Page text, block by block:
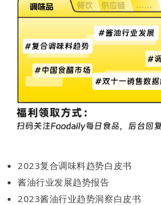
2023复合调味料趋势白皮书
酱油行业发展趋势报告
2023酱油行业趋势洞察白皮书